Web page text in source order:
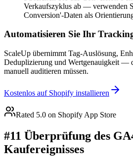
Verkaufszyklus ab — verwenden
Conversion'-Daten als
Automatisieren Sie Ihr
ScaleUp übernimmt Tag-Auslösung,
Deduplizierung und Wertgenauigkeit —
manuell auditieren müssen.
Kostenlos auf Shopify installieren
Rated 5.0 on Shopify App Store
#11 Überprüfung des
Kaufereignisses